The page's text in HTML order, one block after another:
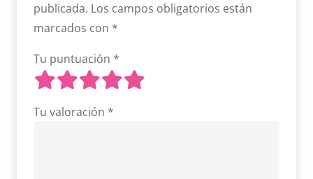
publicada. Los campos obligatorios están
marcados con *
Tu puntuación *
Tu valoración *